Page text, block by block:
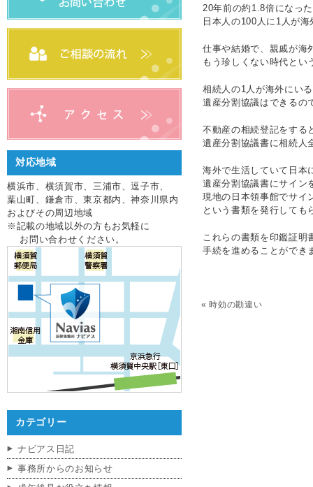
20年前の約1.8倍になっ
日本人の100人に1人が
仕事や結婚で、親戚が海
もう珍しくない時代とい
相続人の1人が海外にい
遺産分割協議はできるの
不動産の相続登記をする
遺産分割協議書に相続人
海外で生活していて日本
遺産分割協議書にサイン
現地の日本領事館でサイ
という書類を発行しても
これらの書類を印鑑証明
手続を進めることができ
« 時効の勘違い
対応地域
横浜市、横須賀市、三浦市、逗子市、
葉山町、鎌倉市、東京都内、神奈川県内
およびその周辺地域
※記載の地域以外の方もお気軽に
お問い合わせください。
カテゴリー
ナビアス日記
事務所からのお知らせ